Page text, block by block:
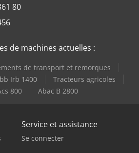
80
de machines actuelles :
de transport et remorques
Irb 1400
Tracteurs agricoles
800
Abac B 2800
Service et assistance
Se connecter